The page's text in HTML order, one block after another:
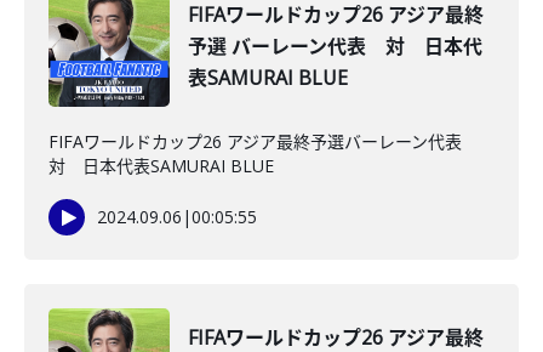
FIFAワールドカップ26 アジア最終
予選 バーレーン代表 対 日本代
表SAMURAI BLUE
FIFAワールドカップ26 アジア最終予選バーレーン代表
対 日本代表SAMURAI BLUE
2024.09.06 |00:05:55
FIFAワールドカップ26 アジア最終